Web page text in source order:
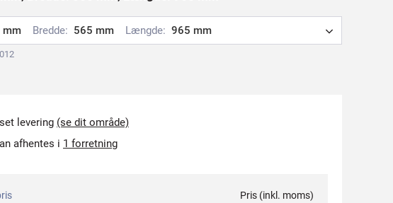
mm Bredde: 565 mm Længde: 965 mm
levering (se dit område)
afhentes i 1 forretning
Pris (inkl. moms)